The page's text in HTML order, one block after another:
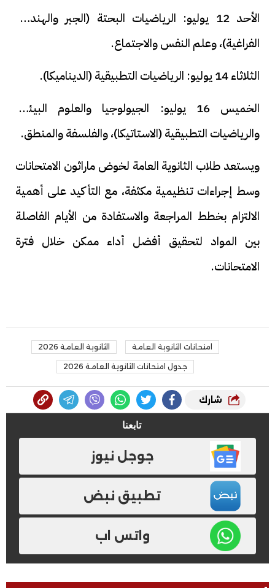
الأحد 12 يوليو: الرياضيات البحتة (الجبر والهندسة
الفراغية)، وعلم النفس والاجتماع.
الثلاثاء 14 يوليو: الرياضيات التطبيقية (الديناميكا).
الخميس 16 يوليو: الجيولوجيا والعلوم البيئية،
والرياضيات التطبيقية (الاستاتيكا)، والفلسفة والمنطق.
ويستعد طلاب الثانوية العامة لخوض ماراثون الامتحانات
وسط إجراءات تنظيمية مكثفة، مع التأكيد على أهمية
الالتزام بخطط المراجعة والاستفادة من الأيام الفاصلة
بين المواد لتحقيق أفضل أداء ممكن خلال فترة
الامتحانات.
امتحانات الثانوية العامة الثانوية العامة 2026
جدول امتحانات الثانوية العامة 2026
شارك
تابعنا
جوجل نيوز
تطبيق نبض
واتس اب